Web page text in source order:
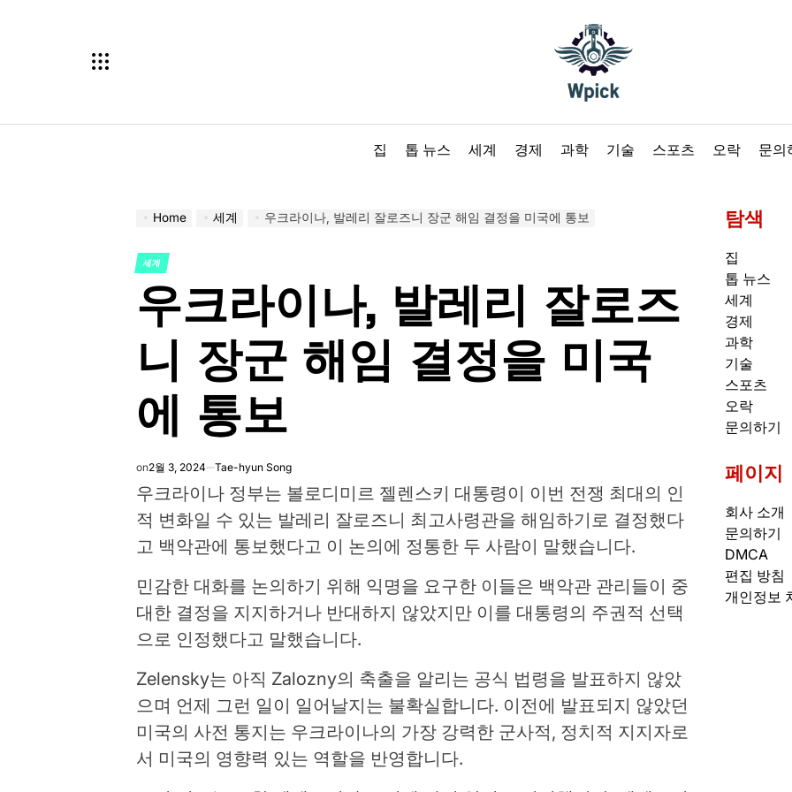
집
톱 뉴스 세계 경제 과학 기술 스포츠 오락 문의
Home 세계 우크라이나, 발레리 잘로즈니 장군 해임 결정을 미국에 통보
POSTED
세계
우크라이나, 발레리 잘로즈
니 장군 해임 결정을 미국
에 통보
on2월 3, 2024 Tae-hyun Song
우크라이나 정부는 볼로디미르 젤렌스키 대통령이 이번 전쟁 최대의 인
적 변화일 수 있는 발레리 잘로즈니 최고사령관을 해임하기로 결정했다
고 백악관에 통보했다고 이 논의에 정통한 두 사람이 말했습니다.
민감한 대화를 논의하기 위해 익명을 요구한 이들은 백악관 관리들이 중
대한 결정을 지지하거나 반대하지 않았지만 이를 대통령의 주권적 선택
으로 인정했다고 말했습니다.
Zelensky는 아직 Zalozny의 축출을 알리는 공식 법령을 발표하지 않았
으며 언제 그런 일이 일어날지는 불확실합니다. 이전에 발표되지 않았던
미국의 사전 통지는 우크라이나의 가장 강력한 군사적, 정치적 지지자로
서 미국의 영향력 있는 역할을 반영합니다.
탐색
집
톱 뉴스
세계
경제
과학
기술
스포츠
오락
문의하기
페이지
회사 소개
문의하기
DMCA
편집 방침
개인정보